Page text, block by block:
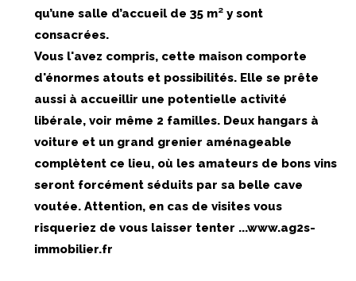
qu’une salle d’accueil de 35 m² y sont
consacrées.
Vous l'avez compris, cette maison comporte
d'énormes atouts et possibilités. Elle se prête
aussi à accueillir une potentielle activité
libérale, voir même 2 familles. Deux hangars à
voiture et un grand grenier aménageable
complètent ce lieu, où les amateurs de bons vins
seront forcément séduits par sa belle cave
voutée. Attention, en cas de visites vous
risqueriez de vous laisser tenter ...www.ag2s-
immobilier.fr